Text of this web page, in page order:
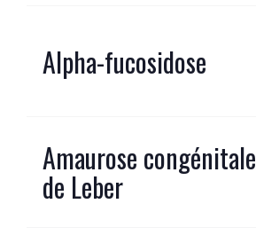
Alpha-fucosidose
Amaurose congénitale
de Leber